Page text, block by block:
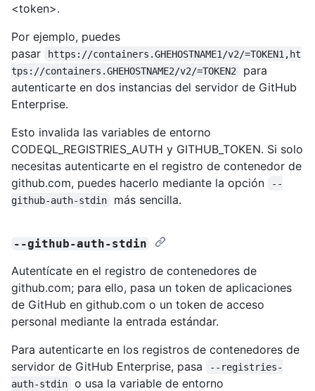
<token>.
Por ejemplo, puedes
pasar
https://containers.GHEHOSTNAME1/v2/=TOKEN1,ht
tps://containers.GHEHOSTNAME2/v2/=TOKEN2
para
autenticarte en dos instancias del servidor de GitHub
Enterprise.
Esto invalida las variables de entorno
CODEQL_REGISTRIES_AUTH y GITHUB_TOKEN. Si solo
necesitas autenticarte en el registro de contenedor de
github.com, puedes hacerlo mediante la opción
--
github-auth-stdin
más sencilla.
--github-auth-stdin
Autentícate en el registro de contenedores de
github.com; para ello, pasa un token de aplicaciones
de GitHub en github.com o un token de acceso
personal mediante la entrada estándar.
Para autenticarte en los registros de contenedores de
servidor de GitHub Enterprise, pasa
--registries-
auth-stdin
o usa la variable de entorno